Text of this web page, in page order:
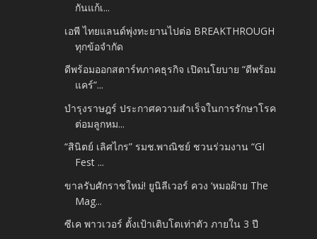
กันแก้เ...
เอพี ไทยแลนด์พุ่งทะยานไปต่อ BREAKTHROUGH
ทุกข้อจำกัด
ดีพร้อมออกสตาร์ทภาคธุรกิจ เปิดนโยบาย “ดีพร้อม
แคร์”...
บำรุงราษฎร์ ประกาศความสำเร็จในการรักษาโรค
ต่อมลูกหม...
“สินิตย์ เลิศไกร” รมช.พาณิชย์ ชวนร่วมงาน “GI
Fest ...
ขาลรับศักราชใหม่! ยูนิลีเวอร์ ควง ‘หมอฝ้าย The
Mag...
ซีเค พาวเวอร์ ตั้งเป้าเติบโตเท่าตัว ภายใน 3 ปี